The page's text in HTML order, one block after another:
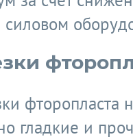
силовом
фторопласта
гладкие и